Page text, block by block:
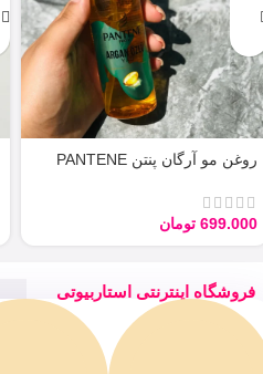
روغن مو آرگان پنتن PANTENE
699.000 تومان
فروشگاه اینترنتی استاربیوتی